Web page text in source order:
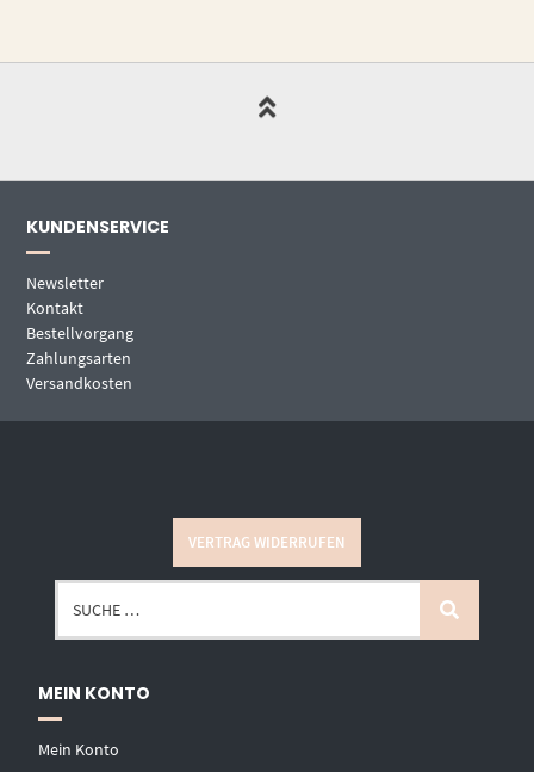
KUNDENSERVICE
Newsletter
Kontakt
Bestellvorgang
Zahlungsarten
Versandkosten
VERTRAG WIDERRUFEN
MEIN KONTO
Mein Konto